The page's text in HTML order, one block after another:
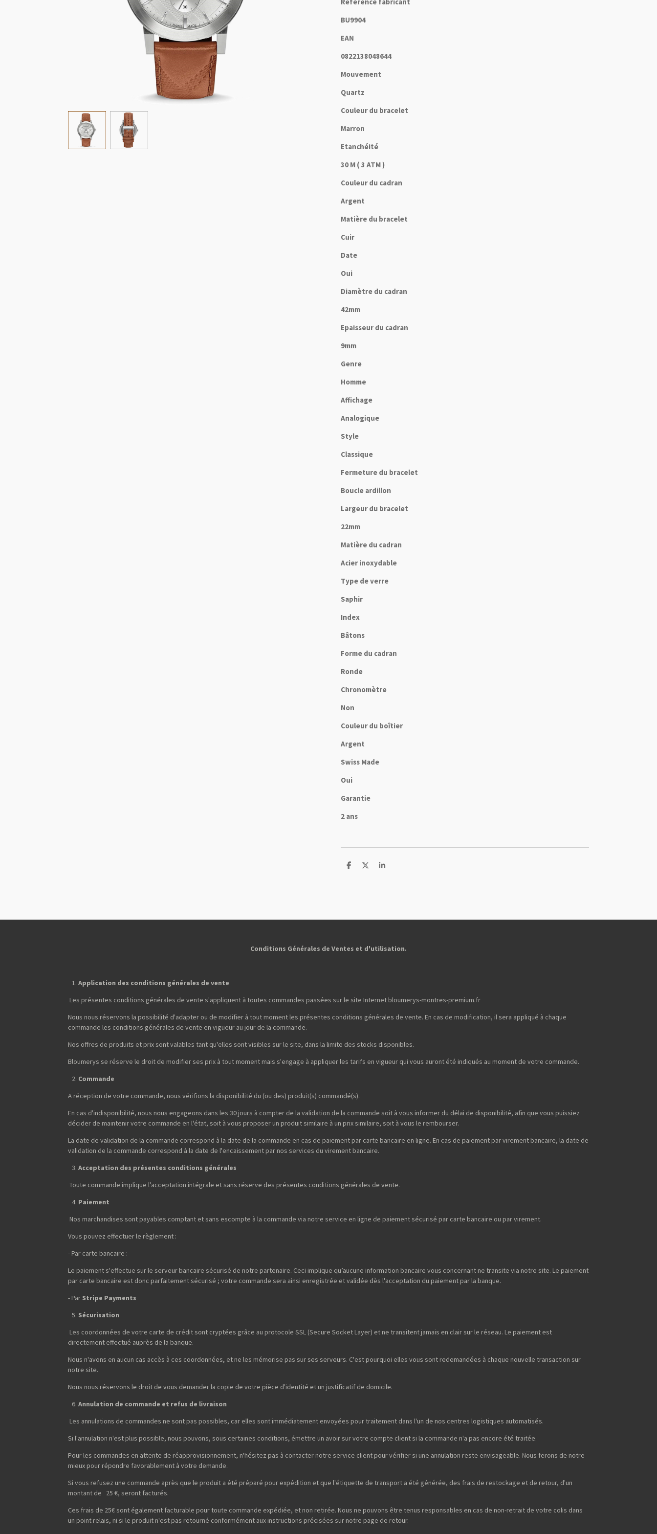
BU9904
EAN
0822138048644
Mouvement
Quartz
Couleur du bracelet
Marron
Etanchéité
30 M ( 3 ATM )
Couleur du cadran
Argent
Matière du bracelet
Cuir
Date
Oui
Diamètre du cadran
42mm
Epaisseur du cadran
9mm
Genre
Homme
Affichage
Analogique
Style
Classique
Fermeture du bracelet
Boucle ardillon
Largeur du bracelet
22mm
Matière du cadran
Acier inoxydable
Type de verre
Saphir
Index
Bâtons
Forme du cadran
Ronde
Chronomètre
Non
Couleur du boîtier
Argent
Swiss Made
Oui
Garantie
2 ans
P
r
P
r
P
r
Conditions Générales de Ventes et d'utilisation.
Application des conditions générales de vente
Les présentes conditions générales de vente s'appliquent à toutes commandes passées sur le site Internet bloumerys-montres-premium.fr
Nous nous réservons la possibilité d'adapter ou de modifier à tout moment les présentes conditions générales de vente. En cas de modification, il sera appliqué à chaque
commande les conditions générales de vente en vigueur au jour de la commande.
Nos offres de produits et prix sont valables tant qu'elles sont visibles sur le site, dans la limite des stocks disponibles.
Bloumerys se réserve le droit de modifier ses prix à tout moment mais s'engage à appliquer les tarifs en vigueur qui vous auront été indiqués au moment de votre commande.
Commande
A réception de votre commande, nous vérifions la disponibilité du (ou des) produit(s) commandé(s).
En cas d'indisponibilité, nous nous engageons dans les 30 jours à compter de la validation de la commande soit à vous informer du délai de disponibilité, afin que vous puissiez
décider de maintenir votre commande en l'état, soit à vous proposer un produit similaire à un prix similaire, soit à vous le rembourser.
La date de validation de la commande correspond à la date de la commande en cas de paiement par carte bancaire en ligne. En cas de paiement par virement bancaire, la date de
validation de la commande correspond à la date de l'encaissement par nos services du virement bancaire.
Acceptation des présentes conditions générales
Toute commande implique l'acceptation intégrale et sans réserve des présentes conditions générales de vente.
Paiement
Nos marchandises sont payables comptant et sans escompte à la commande via notre service en ligne de paiement sécurisé par carte bancaire ou par virement.
Vous pouvez effectuer le règlement :
- Par carte bancaire :
Le paiement s'effectue sur le serveur bancaire sécurisé de notre partenaire. Ceci implique qu’aucune information bancaire vous concernant ne transite via notre site. Le paiement
par carte bancaire est donc parfaitement sécurisé ; votre commande sera ainsi enregistrée et validée dès l'acceptation du paiement par la banque.
- Par Stripe Payments
Sécurisation
Les coordonnées de votre carte de crédit sont cryptées grâce au protocole SSL (Secure Socket Layer) et ne transitent jamais en clair sur le réseau. Le paiement est
directement effectué auprès de la banque.
Nous n'avons en aucun cas accès à ces coordonnées, et ne les mémorise pas sur ses serveurs. C'est pourquoi elles vous sont redemandées à chaque nouvelle transaction sur
notre site.
Nous nous réservons le droit de vous demander la copie de votre pièce d'identité et un justificatif de domicile.
Annulation de commande et refus de livraison
Les annulations de commandes ne sont pas possibles, car elles sont immédiatement envoyées pour traitement dans l'un de nos centres logistiques automatisés.
Si l'annulation n'est plus possible, nous pouvons, sous certaines conditions, émettre un avoir sur votre compte client si la commande n'a pas encore été traitée.
Pour les commandes en attente de réapprovisionnement, n'hésitez pas à contacter notre service client pour vérifier si une annulation reste envisageable. Nous ferons de notre
mieux pour répondre favorablement à votre demande.
Si vous refusez une commande après que le produit a été préparé pour expédition et que l'étiquette de transport a été générée, des frais de restockage et de retour, d'un
montant de 25 €, seront facturés.
Ces frais de 25€ sont également facturable pour toute commande expédiée, et non retirée. Nous ne pouvons être tenus responsables en cas de non-retrait de votre colis dans
un point relais, ni si le produit n'est pas retourné conformément aux instructions précisées sur notre page de retour.